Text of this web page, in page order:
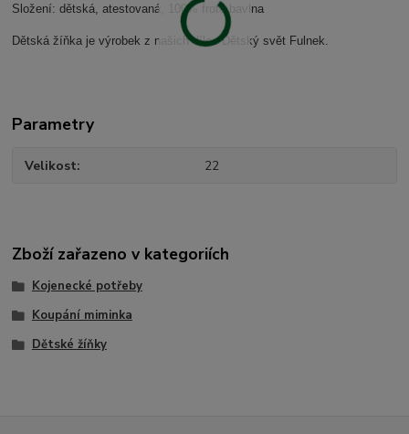
Složení: dětská, atestovaná, 100% froté bavlna
Dětská žíňka je výrobek z našich dílen Dětský svět Fulnek.
Parametry
Velikost 22
Zboží zařazeno v kategoriích
Kojenecké potřeby
Koupání miminka
Dětské žíňky